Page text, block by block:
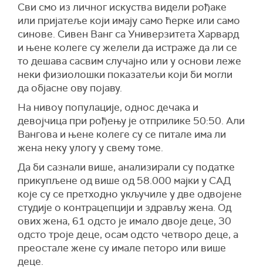
Сви смо из личног искуства видели рођаке
или пријатеље који имају само ћерке или само
синове. Сивен Ванг са Универзитета Харвард
и њене колеге су желели да истраже да ли се
то дешава сасвим случајно или у основи леже
неки физиолошки показатељи који би могли
да објасне ову појаву.
На нивоу популације, однос дечака и
девојчица при рођењу је отприлике 50:50. Али
Вангова и њене колеге су се питале има ли
жена неку улогу у свему томе.
Да би сазнали више, анализирали су податке
прикупљене од више од 58.000 мајки у САД
које су се претходно укључиле у две одвојене
студије о контрацепцији и здрављу жена. Од
ових жена, 61 одсто је имало двоје деце, 30
одсто троје деце, осам одсто четворо деце, а
преостале жене су имале петоро или више
деце.